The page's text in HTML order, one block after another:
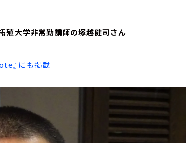
大学非常勤講師の塚越健司さん
』にも掲載